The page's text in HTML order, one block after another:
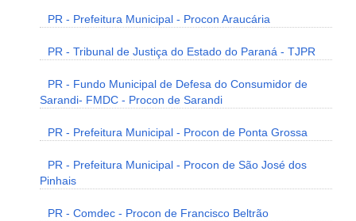
PR - Prefeitura Municipal - Procon Araucária
PR - Tribunal de Justiça do Estado do Paraná - TJPR
PR - Fundo Municipal de Defesa do Consumidor de
Sarandi- FMDC - Procon de Sarandi
PR - Prefeitura Municipal - Procon de Ponta Grossa
PR - Prefeitura Municipal - Procon de São José dos
Pinhais
PR - Comdec - Procon de Francisco Beltrão